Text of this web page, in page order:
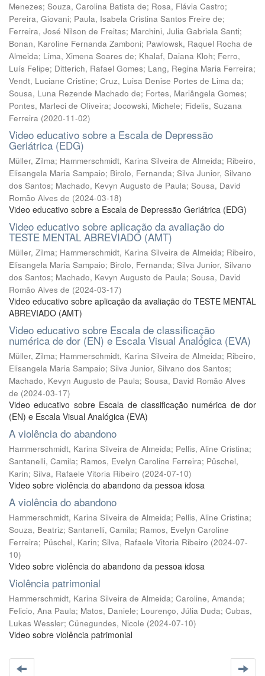
Menezes; Souza, Carolina Batista de; Rosa, Flávia Castro;
Pereira, Giovani; Paula, Isabela Cristina Santos Freire de;
Ferreira, José Nilson de Freitas; Marchini, Julia Gabriela Santi;
Bonan, Karoline Fernanda Zamboni; Pawlowsk, Raquel Rocha de
Almeida; Lima, Ximena Soares de; Khalaf, Daiana Kloh; Ferro,
Luís Felipe; Ditterich, Rafael Gomes; Lang, Regina Maria Ferreira;
Vendt, Luciane Cristine; Cruz, Luisa Denise Portes de Lima da;
Sousa, Luna Rezende Machado de; Fortes, Mariângela Gomes;
Pontes, Marleci de Oliveira; Jocowski, Michele; Fidelis, Suzana
Ferreira (2020-11-02)
Video educativo sobre a Escala de Depressão
Geriátrica (EDG)
Müller, Zilma; Hammerschmidt, Karina Silveira de Almeida; Ribeiro,
Elisangela Maria Sampaio; Birolo, Fernanda; Silva Junior, Silvano
dos Santos; Machado, Kevyn Augusto de Paula; Sousa, David
Romão Alves de (2024-03-18)
Video educativo sobre a Escala de Depressão Geriátrica (EDG)
Video educativo sobre aplicação da avaliação do
TESTE MENTAL ABREVIADO (AMT)
Müller, Zilma; Hammerschmidt, Karina Silveira de Almeida; Ribeiro,
Elisangela Maria Sampaio; Birolo, Fernanda; Silva Junior, Silvano
dos Santos; Machado, Kevyn Augusto de Paula; Sousa, David
Romão Alves de (2024-03-17)
Video educativo sobre aplicação da avaliação do TESTE MENTAL
ABREVIADO (AMT)
Video educativo sobre Escala de classificação
numérica de dor (EN) e Escala Visual Analógica (EVA)
Müller, Zilma; Hammerschmidt, Karina Silveira de Almeida; Ribeiro,
Elisangela Maria Sampaio; Silva Junior, Silvano dos Santos;
Machado, Kevyn Augusto de Paula; Sousa, David Romão Alves
de (2024-03-17)
Video educativo sobre Escala de classificação numérica de dor
(EN) e Escala Visual Analógica (EVA)
A violência do abandono
Hammerschmidt, Karina Silveira de Almeida; Pellis, Aline Cristina;
Santanelli, Camila; Ramos, Evelyn Caroline Ferreira; Püschel,
Karin; Silva, Rafaele Vitoria Ribeiro (2024-07-10)
Video sobre violência do abandono da pessoa idosa
A violência do abandono
Hammerschmidt, Karina Silveira de Almeida; Pellis, Aline Cristina;
Souza, Beatriz; Santanelli, Camila; Ramos, Evelyn Caroline
Ferreira; Püschel, Karin; Silva, Rafaele Vitoria Ribeiro (2024-07-
10)
Video sobre violência do abandono da pessoa idosa
Violência patrimonial
Hammerschmidt, Karina Silveira de Almeida; Caroline, Amanda;
Felicio, Ana Paula; Matos, Daniele; Lourenço, Júlia Duda; Cubas,
Lukas Wessler; Cünegundes, Nicole (2024-07-10)
Video sobre violência patrimonial